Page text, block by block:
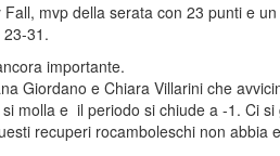
mvp della serata con 23 punti e
23-31.
importante.
Giordano e Chiara Villarini che
molla e il periodo si chiude a -1. Ci
recuperi rocamboleschi non abbia